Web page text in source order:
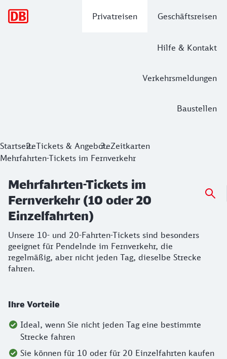
Privatreisen Geschäftsreisen
Hilfe & Kontakt
Verkehrsmeldungen
Baustellen
Mehrfahrten-Tickets im Fernverkehr
Unsere 10- und 20-Fahrten-Tickets sind besonders
StartseiteTickets & AngeboteZeitkarten
Mehrfahrten-Tickets im Fernverkehr
Mehrfahrten-Tickets im
Fernverkehr (10 oder 20
Einzelfahrten)
Unsere 10- und 20-Fahrten-Tickets sind besonders
geeignet für Pendelnde im Fernverkehr, die
regelmäßig, aber nicht jeden Tag, dieselbe Strecke
fahren.
Ihre Vorteile
Ideal, wenn Sie nicht jeden Tag eine bestimmte
Strecke fahren
Sie können für 10 oder für 20 Einzelfahrten kaufen